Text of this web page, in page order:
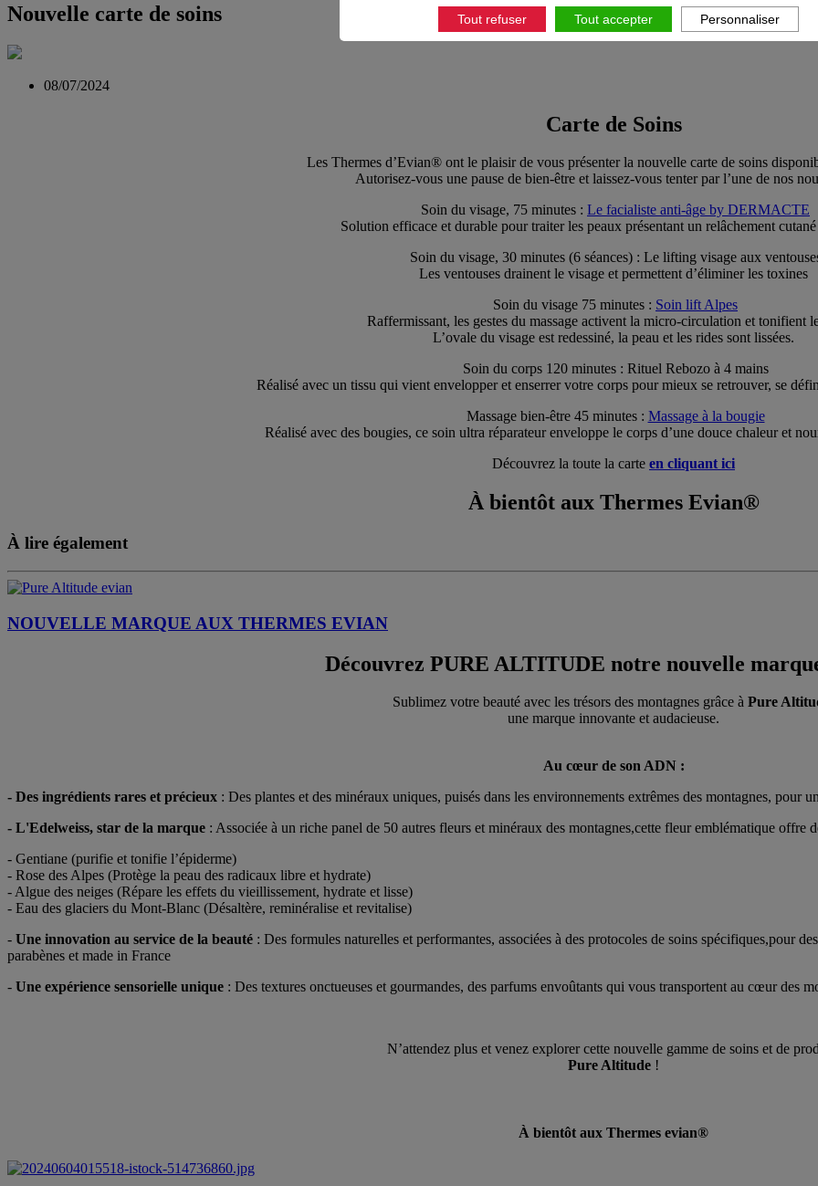
Tout refuser Tout accepter Personnaliser
Nouvelle carte de soins
08/07/2024
Carte de Soins
Les Thermes d’Evian® ont le plaisir de vous présenter la nouvelle carte de soins
Autorisez-vous une pause de bien-être et laissez-vous tenter par l’une de nos
Soin du visage, 75 minutes : Le facialiste anti-âge by DERMACTE
Solution efficace et durable pour traiter les peaux présentant un relâchement cutané
Soin du visage, 30 minutes (6 séances) : Le lifting visage aux
Les ventouses drainent le visage et permettent d’éliminer les toxines
Soin du visage 75 minutes : Soin lift Alpes
Raffermissant, les gestes du massage activent la micro-circulation et tonifient
L’ovale du visage est redessiné, la peau et les rides sont lissées.
Soin du corps 120 minutes : Rituel Rebozo à 4 mains
Réalisé avec un tissu qui vient envelopper et enserrer votre corps pour mieux se retrouver, se
Massage bien-être 45 minutes : Massage à la bougie
Réalisé avec des bougies, ce soin ultra réparateur enveloppe le corps d’une douce chaleur et
Découvrez la toute la carte en cliquant ici
À bientôt aux Thermes Evian®
À lire également
NOUVELLE MARQUE AUX THERMES EVIAN
Découvrez PURE ALTITUDE notre nouvelle
Sublimez votre beauté avec les trésors des montagnes grâce à Pure
une marque innovante et audacieuse.
Au cœur de son ADN :
- Des ingrédients rares et précieux : Des plantes et des minéraux uniques, puisés dans les environnements extrêmes des montagnes, pour
- L'Edelweiss, star de la marque : Associée à un riche panel de 50 autres fleurs et minéraux des montagnes,cette fleur emblématique offre
- Gentiane (purifie et tonifie l’épiderme)
- Rose des Alpes (Protège la peau des radicaux libre et hydrate)
- Algue des neiges (Répare les effets du vieillissement, hydrate et lisse)
- Eau des glaciers du Mont-Blanc (Désaltère, reminéralise et revitalise)
- Une innovation au service de la beauté : Des formules naturelles et performantes, associées à des protocoles de soins spécifiques,pour
parabènes et made in France
- Une expérience sensorielle unique : Des textures onctueuses et gourmandes, des parfums envoûtants qui vous transportent au cœur des
N’attendez plus et venez explorer cette nouvelle gamme de soins et de
Pure Altitude !
À bientôt aux Thermes evian®